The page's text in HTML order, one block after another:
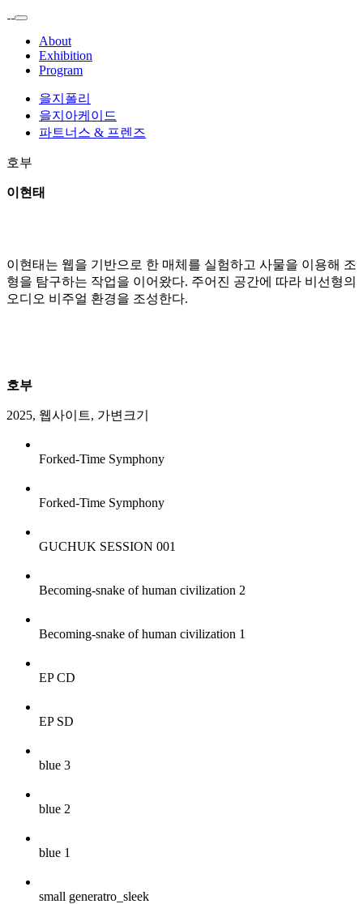
About
Exhibition
Program
을지폴리
을지아케이드
파트너스 & 프렌즈
호부
이현태
이현태는 웹을 기반으로 한 매체를 실험하고 사물을 이용해 조
형을 탐구하는 작업을 이어왔다. 주어진 공간에 따라 비선형의
오디오 비주얼 환경을 조성한다.
호부
2025, 웹사이트, 가변크기
Forked-Time Symphony
Forked-Time Symphony
GUCHUK SESSION 001
Becoming-snake of human civilization 2
Becoming-snake of human civilization 1
EPCD
EP SD
blue 3
blue 2
blue 1
small generatro_sleek